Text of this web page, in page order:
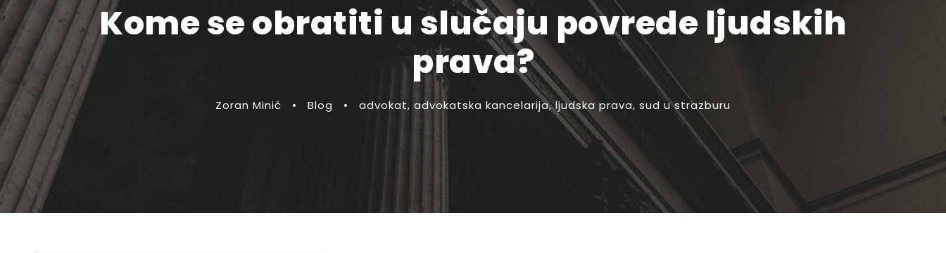
Kome se obratiti u slučaju povrede ljudskih
prava?
Zoran Minić • Blog • advokat, advokatska kancelarija, ljudska prava, sud u strazburu